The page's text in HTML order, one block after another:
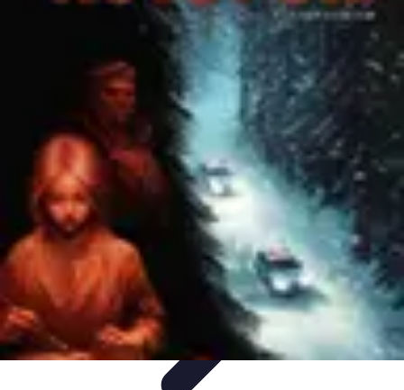
Décorations de NoëlDécorations et
Traditions de NoëlTraditions
Magie de Noël